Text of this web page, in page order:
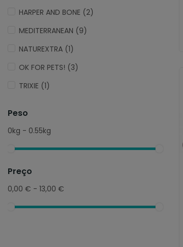
HARPER AND BONE (2)
MEDITERRANEAN (9)
NATUREXTRA (1)
OK FOR PETS! (3)
TRIXIE (1)
Peso
0kg - 0.55kg
Preço
0,00 € - 13,00 €